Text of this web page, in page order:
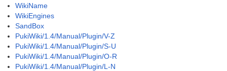
WikiName
WikiEngines
SandBox
PukiWiki/1.4/Manual/Plugin/V-Z
PukiWiki/1.4/Manual/Plugin/S-U
PukiWiki/1.4/Manual/Plugin/O-R
PukiWiki/1.4/Manual/Plugin/L-N